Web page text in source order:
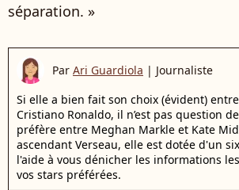
séparation. »
Par Ari Guardiola | Journaliste
Si elle a bien fait son choix (évident)
Cristiano Ronaldo, il n’est pas question
préfère entre Meghan Markle et Kate
ascendant Verseau, elle est dotée d'un
l'aide à vous dénicher les informations
vos stars préférées.